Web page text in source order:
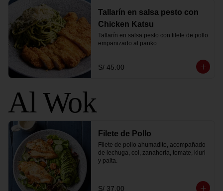
Tallarín en salsa pesto con
Chicken Katsu
Tallarín en salsa pesto con filete de pollo
empanizado al panko.
S/ 45.00
Al Wok
Filete de Pollo
Filete de pollo ahumadito, acompañado
de lechuga, col, zanahoria, tomate, kiuri
y palta.
S/ 37.00